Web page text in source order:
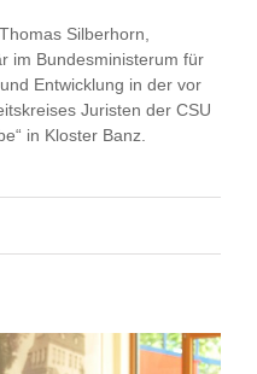
Silberhorn,
im Bundesministerum für
Entwicklung in der vor
Juristen der CSU
in Kloster Banz.